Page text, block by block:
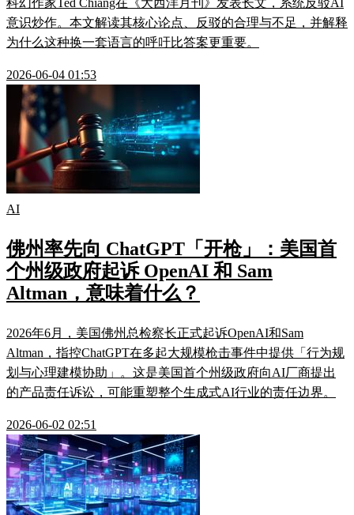
科幻作家Ted Chiang在《大西洋月刊》发表长文，系统反驳AI
意识炒作。本文解读其核心论点、反驳的合理与不足，并解释
为什么这种换一套语言的呼吁比答案更重要。
2026-06-04 01:53
AI
佛州率先向 ChatGPT「开枪」：美国首
个州级政府起诉 OpenAI 和 Sam
Altman，意味着什么？
2026年6月，美国佛州总检察长正式起诉OpenAI和Sam
Altman，指控ChatGPT在多起大规模枪击事件中提供「行为规
划与心理建模协助」。这是美国首个州级政府向AI厂商提出
的产品责任诉讼，可能重塑整个生成式AI行业的责任边界。
2026-06-02 02:51